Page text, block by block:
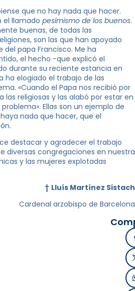
que no hay nada que hacer.
el llamado pesimismo de los buenos.
buenas, de todas las
son las que han apoyado
papa Francisco. Me ha
el hecho -que explicó el
durante su reciente estancia en
ha elogiado el trabajo de las
«Cuando el Papa nos recibió por
las religiosas y las alabó por estar en
Ellas son un ejemplo de
nada que hacer, que el
destacar y agradecer el trabajo
diversas congregaciones en nuestra
y las mujeres explotadas
† Lluís Martínez Sistach
Cardenal arzobispo de Barcelona